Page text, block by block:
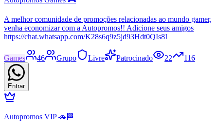
A melhor comunidade de promoções relacionadas ao mundo gamer,
venha economizar com a Autopromos!! Adicione seus amigos
https://chat.whatsapp.com/K28s6q9z5jd93Hdt0QIs8I
Games 46 Grupo Livre Patrocinado 22 116
Entrar
Autopromos VIP 🚗🏁